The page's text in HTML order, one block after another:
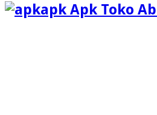
apk Apk Toko